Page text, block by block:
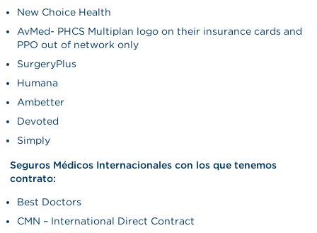
New Choice Health
AvMed- PHCS Multiplan logo on their insurance cards and
PPO out of network only
SurgeryPlus
Humana
Ambetter
Devoted
Simply
Seguros Médicos Internacionales con los que tenemos
contrato:
Best Doctors
CMN – International Direct Contract